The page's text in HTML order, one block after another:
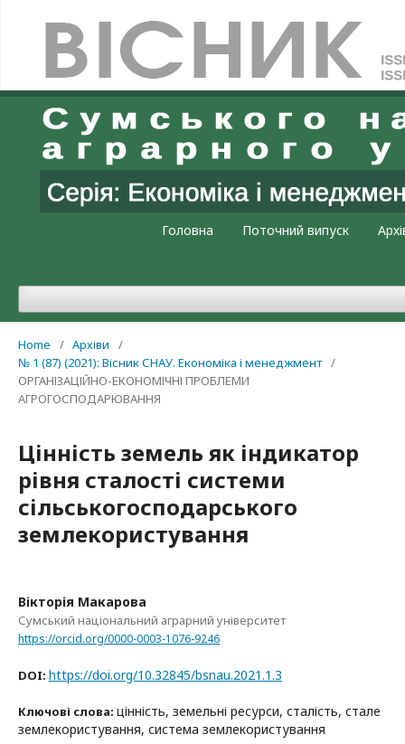
Головна Поточний випуск
Home / Архіви
/
№ 1 (87) (2021): Вісник СНАУ. Економіка і менеджмент /
ОРГАНІЗАЦІЙНО-ЕКОНОМІЧНІ ПРОБЛЕМИ
АГРОГОСПОДАРЮВАННЯ
Цінність земель як індикатор
рівня сталості системи
сільськогосподарського
землекористування
Вікторія Макарова
Сумський національний аграрний університет
https://orcid.org/0000-0003-1076-9246
DOI: https://doi.org/10.32845/bsnau.2021.1.3
Ключові слова: цінність, земельні ресурси, сталість, стале
землекористування, система землекористування